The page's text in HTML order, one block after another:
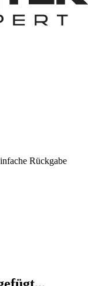
Rückgabe